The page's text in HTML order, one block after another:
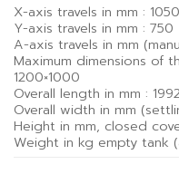
X-axis travels in mm : 1050
Y-axis travels in mm : 750
A-axis travels in mm
Maximum dimensions of
1200×1000
Overall length in mm :
Overall width in mm
Height in mm, closed
Weight in kg empty tank